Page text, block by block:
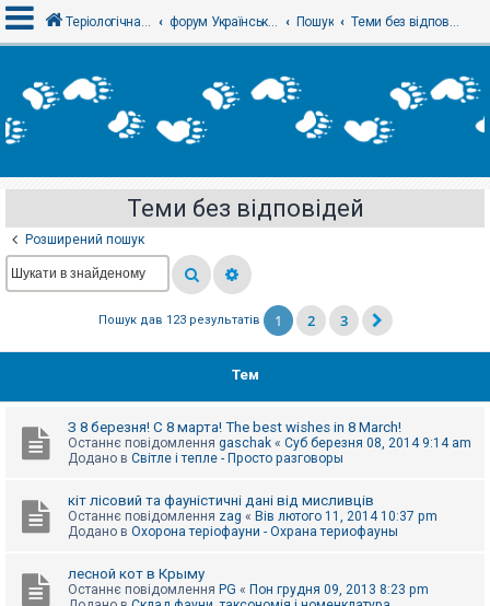
х
і
е
с
т
р
я
е
и
з
Теріологічна школа форум Українського теріологічного товариства Пошук Теми без відповідей
Теми без відповідей
Розширений пошук
Пошук дав 123 результатів 1 2 3
Тем
З 8 березня! С 8 марта! The best wishes in 8 March!
Останнє повідомлення gaschak « Суб березня 08, 2014 9:14 am
Додано в Світле і тепле - Просто разговоры
кіт лісовий та фауністичні дані від мисливців
Останнє повідомлення zag « Вів лютого 11, 2014 10:37 pm
Додано в Охорона теріофауни - Охрана териофауны
лесной кот в Крыму
Останнє повідомлення PG « Пон грудня 09, 2013 8:23 pm